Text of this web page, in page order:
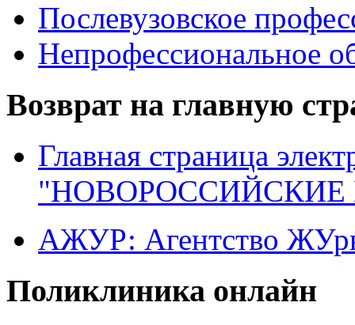
Послевузовское
Непрофессиональное
Возврат на главную
Главная страница
"НОВОРОССИЙСКИЕ
АЖУР: Агентство
Поликлиника онлайн